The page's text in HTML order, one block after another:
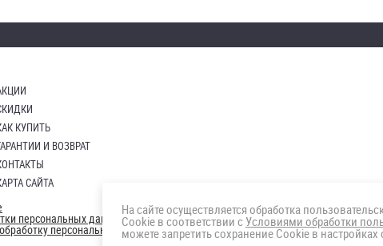
КУПИТЬ
И ВОЗВРАТ
САЙТА
персональных данных
персональных данны
На сайте осуществляется обработка
Cookie в соответствии с Условиями обработки
можете запретить сохранение Cookie в настройках